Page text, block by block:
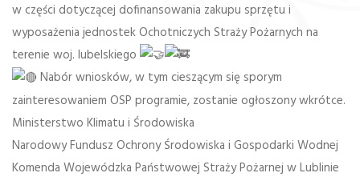
w części dotyczącej dofinansowania zakupu sprzętu i
wyposażenia jednostek Ochotniczych Straży Pożarnych na
terenie woj. lubelskiego
Nabór wniosków, w tym cieszącym się sporym
zainteresowaniem OSP programie, zostanie ogłoszony wkrótce.
Ministerstwo Klimatu i Środowiska
Narodowy Fundusz Ochrony Środowiska i Gospodarki Wodnej
Komenda Wojewódzka Państwowej Straży Pożarnej w Lublinie